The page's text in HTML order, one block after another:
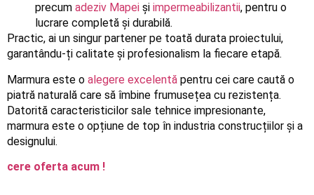
precum adeziv Mapei și impermeabilizantii, pentru o
lucrare completă și durabilă.
Practic, ai un singur partener pe toată durata proiectului,
garantându-ți calitate și profesionalism la fiecare etapă.
Marmura este o alegere excelentă pentru cei care caută o
piatră naturală care să îmbine frumusețea cu rezistența.
Datorită caracteristicilor sale tehnice impresionante,
marmura este o opțiune de top în industria construcțiilor și a
designului.
cere oferta acum !